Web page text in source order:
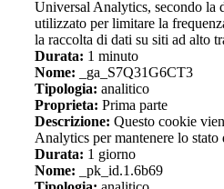
Universal Analytics, secondo la
utilizzato per limitare la
la raccolta di dati su siti ad alto
Durata: 1 minuto
Nome: _ga_S7Q31G6CT3
Tipologia: analitico
Proprieta: Prima parte
Descrizione: Questo cookie
Analytics per mantenere lo stato
Durata: 1 giorno
Nome: _pk_id.1.6b69